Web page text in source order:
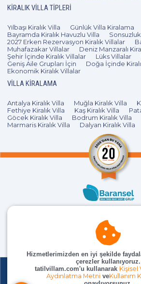
KIRALIK VILLA TIPLERI
Yılbaşı Kiralık Villa Günlük Villa Kiralama
Bayramda Kiralık Havuzlu Villa
2027 Erken Rezervasyon Kiralık Villalar
Muhafazakar Villalar
Deniz Manzaralı
Şehir İçinde Kiralık Villalar
Lüks Villalar
Geniş Aile Grupları İçin
Doğa İçinde
Ekonomik Kiralık Villalar
VILLA KIRALAMA
Antalya Kiralık Villa Muğla Kiralık Villa
Fethiye Kiralık Villa
Kaş Kiralık Villa
Göcek Kiralık Villa
Bodrum Kiralık Villa
Marmaris Kiralık Villa
Dalyan Kiralık Villa
Hizmetlerimizden en iyi şekilde
çerezler kullanıyoruz.
tatilvillam.com'u kullanarak Kişisel
Aydınlatma MetniveKullanım